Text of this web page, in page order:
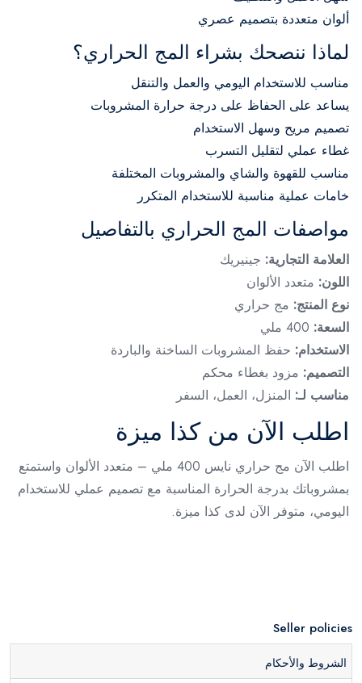
ألوان متعددة بتصميم عصري
لماذا ننصحك بشراء المج الحراري؟
مناسب للاستخدام اليومي والعمل والتنقل
يساعد على الحفاظ على درجة حرارة المشروبات
تصميم مريح وسهل الاستخدام
غطاء عملي لتقليل التسرب
مناسب للقهوة والشاي والمشروبات المختلفة
خامات عملية مناسبة للاستخدام المتكرر
مواصفات المج الحراري بالتفاصيل
العلامة التجارية: جينيريك
اللون: متعدد الألوان
نوع المنتج: مج حراري
السعة:
الاستخدام: حفظ المشروبات الساخنة والباردة
التصميم: مزود بغطاء محكم
مناسب لـ: المنزل، العمل، السفر
اطلب الآن من كذا ميزة
اطلب الآن مج حراري نايس 400 ملي – متعدد الألوان واستمتع
بمشروباتك بدرجة الحرارة المناسبة مع تصميم عملي للاستخدام
اليومي، متوفر الآن لدى كذا ميزة.
Seller policies
الشروط والأحكام